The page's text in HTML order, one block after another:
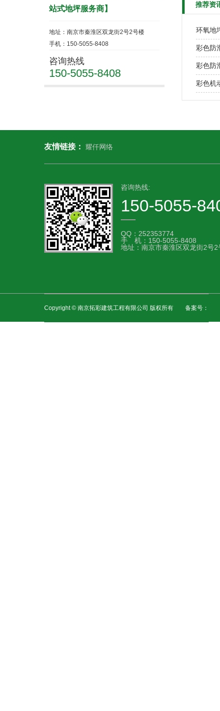
站式地坪服务商】
地址：南京市秦淮区双龙街2号2号楼
手机：150-5055-8408
咨询热线
150-5055-8408
推荐资
环氧地
彩色防
彩色防
彩色机
友情链接： 耀仟网络
咨询热线:
150-5055-
QQ：252353774‬
手 机：150-5055-8408
地址：南京市秦淮区双龙街2号2
Copyright © 南京拓彩建筑工程有限公司 版权所有 备案号：